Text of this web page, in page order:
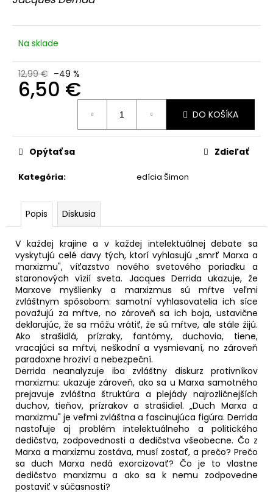
z
hviezdičiek.
Na sklade
12,99 € –49 %
6,50 €
DO KOŠÍKA
Kategória: edícia Šimon
Opýtať sa Zdieľať
Popis Diskusia
V každej krajine a v každej intelektuálnej debate sa
vyskytujú celé davy tých, ktorí vyhlasujú „smrť Marxa a
marxizmu", víťazstvo nového svetového poriadku a
staronových vízií sveta. Jacques Derrida ukazuje, že
Marxove myšlienky a marxizmus sú mŕtve veľmi
zvláštnym spôsobom: samotní vyhlasovatelia ich síce
považujú za mŕtve, no zároveň sa ich boja, ustavične
deklarujúc, že sa môžu vrátiť, že sú mŕtve, ale stále žijú.
Ako strašidlá, prízraky, fantómy, duchovia, tiene,
vracajúci sa mŕtvi, neškodní a vysmievaní, no zároveň
paradoxne hroziví a nebezpeční.
Derrida neanalyzuje iba zvláštny diskurz protivníkov
marxizmu: ukazuje zároveň, ako sa u Marxa samotného
prejavuje zvláštna štruktúra a plejády najrozličnejších
duchov, tieňov, prízrakov a strašidiel. „Duch Marxa a
marxizmu" je veľmi zvláštna a fascinujúca figúra. Derrida
nastoľuje aj problém intelektuálneho a politického
dedičstva, zodpovednosti a dedičstva všeobecne. Čo z
Marxa a marxizmu zostáva, musí zostať, a prečo? Prečo
sa duch Marxa nedá exorcizovať? Čo je to vlastne
dedičstvo marxizmu a ako sa k nemu zodpovedne
postaviť v súčasnosti?
m
e
PROBLÉM
VCÍTENIA
11,99
€